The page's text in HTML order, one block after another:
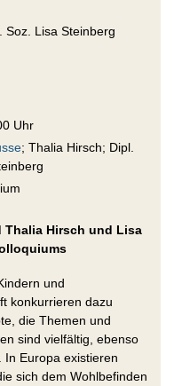
Soz. Lisa Steinberg
Uhr
; Thalia Hirsch; Dipl.
Thalia Hirsch und Lisa
und
konkurrieren dazu
die Themen und
sind vielfältig, ebenso
In Europa existieren
sich dem Wohlbefinden